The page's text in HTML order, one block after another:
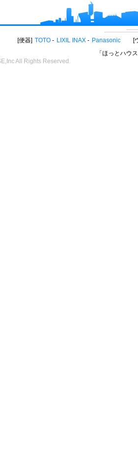
便器 TOTO LIXIL INAX Panasonic
「ほっとハウ
All Rights Reserved.